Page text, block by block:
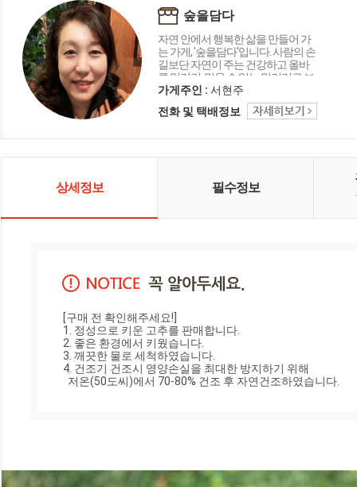
숲을담다
자연 안에서 행복한 삶을 만들어 가
는 가게, '숲을담다'입니다. 사람의 손
길보단 자연이 주는 건강하고 올바
른 먹거리, 믿을 수 있는 먹거리로 보
답하겠습니다.
가게주인 : 서현주
전화 및 택배정보
상세정보 필수정보
[구매 전 확인해주세요!]
1. 정성으로 키운 고추를 판매합니다.
2. 좋은 환경에서 키웠습니다.
3. 깨끗한 물로 세척하였습니다.
4. 건조기 건조시 영양손실을 최대한 방지하기 위해
  저온(50도씨)에서 70-80% 건조 후 자연건조하였습니다.